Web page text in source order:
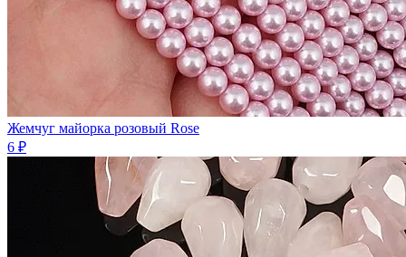
Жемчуг майорка розовый Rose
6 ₽